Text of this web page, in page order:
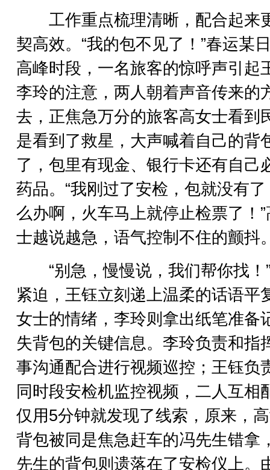
工作重点梳理清晰，配合起来
契高效。“我的包不见了！”春运某
高峰时段，一名旅客的惊呼声引起
李玲的注意，两人朝着声音传来的
去，正焦急万分的旅客高女士看到
是看到了救星，大声喊着自己的背
了，包里有现金、银行卡还有自己
药品。“我刚过了安检，包就没有
么办啊，火车马上就停止检票了！
士越说越急，语气控制不住的颤抖
“别急，慢慢说，我们帮你找！
紧迫，王钰立刻递上温柔的话语平
女士的情绪，李玲则拿出纸笔准备
失背包的关键信息。李玲负责和指
事沟通配合进行视频巡控；王钰负
同时段安检机监控视频，二人互相
仅用5分钟就发现了线索，原来，
背包被同是焦急赶车的冯先生错拿
先生的背包则遗落在了安检仪上。